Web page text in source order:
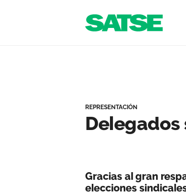
Navegación
Nuestro trabajo
Qué ofrecemos
REPRESENTACIÓN
Gracias al gran
elecciones